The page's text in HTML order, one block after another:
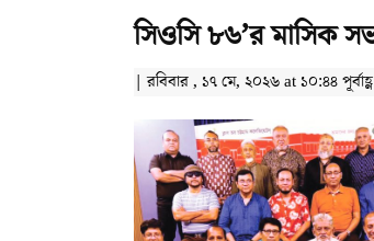
সিওসি ৮৬’র মাসিক
| রবিবার , ১৭ মে, ২০২৬ at ১০:৪৪ পূর্বাহ্ণ